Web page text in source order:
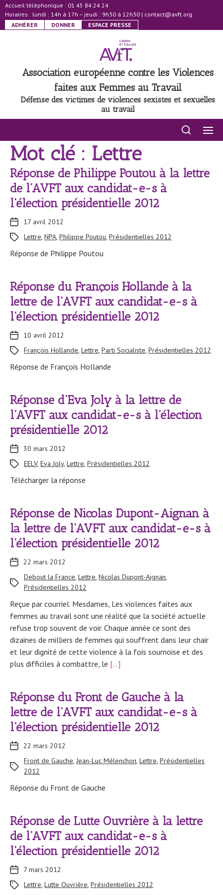
Accueil téléphonique : 01 45 84 24 24
Horaires : lundi : 14h à 17h – jeudi : 9h30 à 12h30 | contact@avft.org
ADHÉRER
DONNER ESPACE PRESSE
Association européenne contre les Violences
faites aux Femmes au Travail
Défense des victimes de violences sexistes et sexuelles
au travail
Mot clé : Lettre
Réponse de Philippe Poutou à la lettre
de l’AVFT aux candidat-e-s à
l’élection présidentielle 2012
Réponse de Philippe Poutou
17 avril 2012
Lettre, NPA, Philippe Poutou, Présidentielles 2012
Réponse du François Hollande à la
lettre de l’AVFT aux candidat-e-s à
l’élection présidentielle 2012
Réponse de François Hollande
10 avril 2012
François Hollande, Lettre, Parti Socialiste, Présidentielles 2012
Réponse d’Eva Joly à la lettre de
l’AVFT aux candidat-e-s à l’élection
présidentielle 2012
Télécharger la réponse
30 mars 2012
EELV, Eva Joly, Lettre, Présidentielles 2012
Réponse de Nicolas Dupont-Aignan à
la lettre de l’AVFT aux candidat-e-s à
l’élection présidentielle 2012
Reçue par courriel. Mesdames, Les violences faites aux
femmes au travail sont une réalité que la société actuelle
refuse trop souvent de voir. Chaque année ce sont des
dizaines de milliers de femmes qui souffrent dans leur chair
et leur dignité de cette violence à la fois sournoise et des
plus difficiles à combattre, le […]
22 mars 2012
Debout la France, Lettre, Nicolas Dupont-Aignan,
Présidentielles 2012
Réponse du Front de Gauche à la
lettre de l’AVFT aux candidat-e-s à
l’élection présidentielle 2012
Réponse du Front de Gauche
22 mars 2012
Front de Gauche, Jean-Luc Mélenchon, Lettre, Présidentielles
2012
Réponse de Lutte Ouvrière à la lettre
de l’AVFT aux candidat-e-s à
l’élection présidentielle 2012
7 mars 2012
Lettre, Lutte Ouvrière, Présidentielles 2012